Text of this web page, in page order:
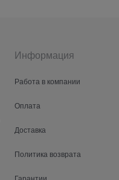
Информация
Работа в компании
Оплата
Доставка
Политика возврата
Гарантии